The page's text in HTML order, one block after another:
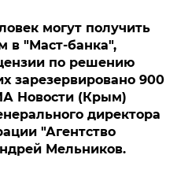
могут получить
в "Маст-банка",
по решению
зарезервировано 900
Новости (Крым)
директора
"Агентство
Мельников.